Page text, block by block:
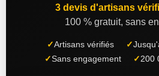
3 devis d'artisans
100 % gratuit, sans
✓Artisans vérifiés ✓
✓Sans engagement ✓ 200